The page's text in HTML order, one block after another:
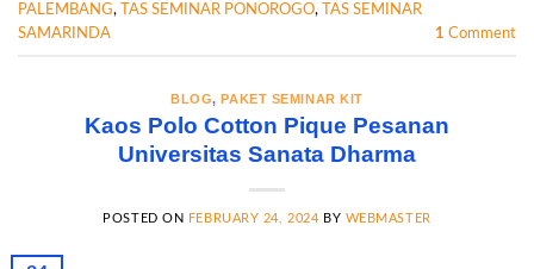
PALEMBANG, TAS SEMINAR PONOROGO,
TAS SEMINAR
SAMARINDA
1 Comment
BLOG,PAKET SEMINAR KIT
Kaos Polo Cotton Pique Pesanan
Universitas Sanata Dharma
POSTED ON FEBRUARY 24, 2024 BY WEBMASTER